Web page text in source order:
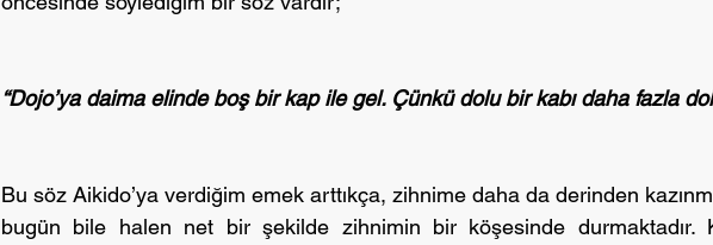
“Dojo’ya daima elinde boş bir kap ile gel. Çünkü dolu bir kabı daha fazla
Bu söz Aikido’ya verdiğim emek arttıkça, zihnime daha da derinden
bugün bile halen net bir şekilde zihnimin bir köşesinde durmaktadır.